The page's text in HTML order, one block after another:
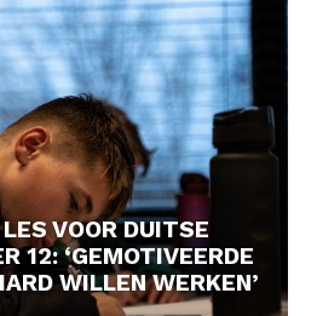
VOOR DUITSE
12: ‘GEMOTIVEERDE
WILLEN WERKEN’